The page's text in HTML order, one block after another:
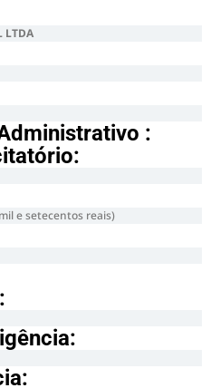
LTDA
:
e setecentos reais)